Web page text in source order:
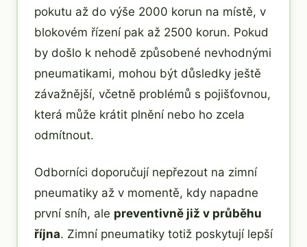
pokutu až do výše 2000 korun na místě, v
blokovém řízení pak až 2500 korun. Pokud
by došlo k nehodě způsobené nevhodnými
pneumatikami, mohou být důsledky ještě
závažnější, včetně problémů s pojišťovnou,
která může krátit plnění nebo ho zcela
odmítnout.
Odborníci doporučují nepřezout na zimní
pneumatiky až v momentě, kdy napadne
první sníh, ale preventivně již v průběhu
října. Zimní pneumatiky totiž poskytují lepší